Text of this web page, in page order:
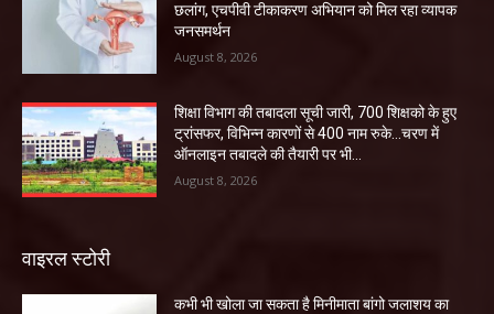
छलांग, एचपीवी टीकाकरण अभियान को मिल रहा व्यापक
जनसमर्थन
August 8, 2026
शिक्षा विभाग की तबादला सूची जारी, 700 शिक्षको के हुए
ट्रांसफर, विभिन्न कारणों से 400 नाम रुके…चरण में
ऑनलाइन तबादले की तैयारी पर भी...
August 8, 2026
वाइरल स्टोरी
कभी भी खोला जा सकता है मिनीमाता बांगो जलाशय का